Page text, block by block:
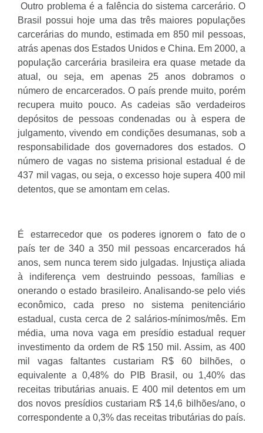
Outro problema é a falência do sistema carcerário. O
Brasil possui hoje uma das três maiores populações
carcerárias do mundo, estimada em 850 mil pessoas,
atrás apenas dos Estados Unidos e China. Em 2000, a
população carcerária brasileira era quase metade da
atual, ou seja, em apenas 25 anos dobramos o
número de encarcerados. O país prende muito, porém
recupera muito pouco. As cadeias são verdadeiros
depósitos de pessoas condenadas ou à espera de
julgamento, vivendo em condições desumanas, sob a
responsabilidade dos governadores dos estados. O
número de vagas no sistema prisional estadual é de
437 mil vagas, ou seja, o excesso hoje supera 400 mil
detentos, que se amontam em celas.
É estarrecedor que os poderes ignorem o fato de o
país ter de 340 a 350 mil pessoas encarcerados há
anos, sem nunca terem sido julgadas. Injustiça aliada
à indiferença vem destruindo pessoas, famílias e
onerando o estado brasileiro. Analisando-se pelo viés
econômico, cada preso no sistema penitenciário
estadual, custa cerca de 2 salários-mínimos/mês. Em
média, uma nova vaga em presídio estadual requer
investimento da ordem de R$ 150 mil. Assim, as 400
mil vagas faltantes custariam R$ 60 bilhões, o
equivalente a 0,48% do PIB Brasil, ou 1,40% das
receitas tributárias anuais. E 400 mil detentos em um
dos novos presídios custariam R$ 14,6 bilhões/ano, o
correspondente a 0,3% das receitas tributárias do país.